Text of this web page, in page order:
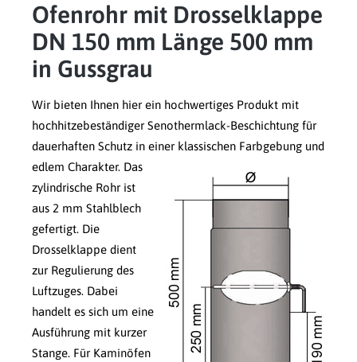
Ofenrohr mit Drosselklappe
DN 150 mm Länge 500 mm
in Gussgrau
Wir bieten Ihnen hier ein hochwertiges Produkt mit
hochhitzebeständiger Senothermlack-Beschichtung für
dauerhaften Schutz in einer klassischen Farbgebung und
edlem Charakter. Das
zylindrische Rohr ist
aus 2 mm Stahlblech
gefertigt. Die
Drosselklappe dient
zur Regulierung des
Luftzuges. Dabei
handelt es sich um eine
Ausführung mit kurzer
Stange. Für Kaminöfen